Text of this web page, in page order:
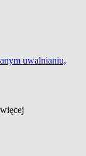
uwalnianiu,
więcej